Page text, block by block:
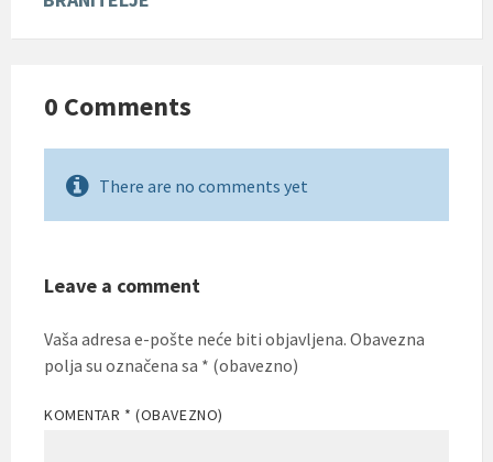
0 Comments
There are no comments yet
Leave a comment
Vaša adresa e-pošte neće biti objavljena. Obavezna
polja su označena sa * (obavezno)
KOMENTAR * (OBAVEZNO)